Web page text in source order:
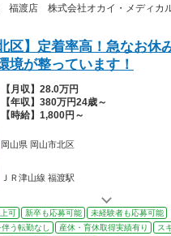
福渡店 株式会社オカイ・メディカ
区】定着率高！急なお休
境が整っています！
【月収】28.0万円
【年収】380万円24歳～
【時給】1,800円～
岡山県 岡山市北区
ＪＲ津山線 福渡駅
可 新卒も応募可能
未経験者も応募可能
う転勤なし
産休・育休取得実績有り ス